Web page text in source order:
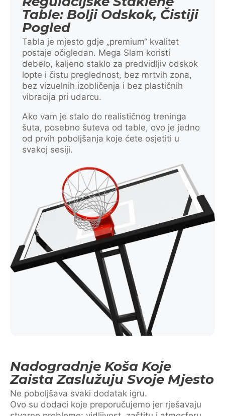
Table: Bolji Odskok, Čistiji
Pogled
Tabla je mjesto gdje „premium“ kvalitet
postaje očigledan. Mega Slam koristi
debelo, kaljeno staklo za predvidljiv odskok
lopte i čistu preglednost, bez mrtvih zona,
bez vizuelnih izobličenja i bez plastičnih
vibracija pri udarcu.
Ako vam je stalo do realističnog treninga
šuta, posebno šuteva od table, ovo je jedno
od prvih poboljšanja koje ćete osjetiti u
svakoj sesiji.
Nadogradnje Koša Koje
Zaista Zaslužuju Svoje Mjesto
Ne poboljšava svaki dodatak igru.
Ovo su dodaci koje preporučujemo jer rješavaju